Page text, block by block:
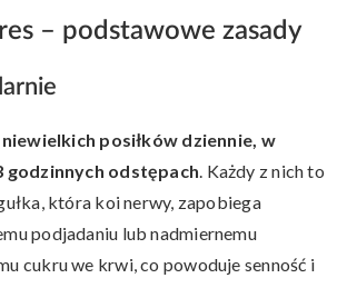
– podstawowe zasady
posiłków dziennie, w
godzinnych odstępach. Każdy z nich to
która koi nerwy, zapobiega
podjadaniu lub nadmiernemu
cukru we krwi, co powoduje senność i